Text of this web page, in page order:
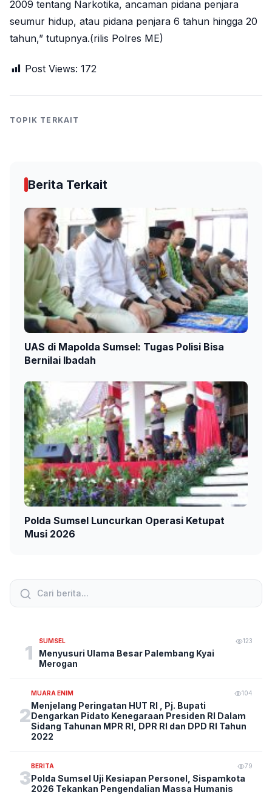
2009 tentang Narkotika, ancaman pidana penjara
seumur hidup, atau pidana penjara 6 tahun hingga 20
tahun,” tutupnya.(rilis Polres ME)
Post Views: 172
TOPIK TERKAIT
Berita Terkait
UAS di Mapolda Sumsel: Tugas Polisi Bisa
Bernilai Ibadah
Polda Sumsel Luncurkan Operasi Ketupat
Musi 2026
1
SUMSEL 123
Menyusuri Ulama Besar Palembang Kyai
Merogan
2
MUARA ENIM 104
Menjelang Peringatan HUT RI , Pj. Bupati
Dengarkan Pidato Kenegaraan Presiden RI Dalam
Sidang Tahunan MPR RI, DPR RI dan DPD RI Tahun
2022
3
BERITA 79
Polda Sumsel Uji Kesiapan Personel, Sispamkota
2026 Tekankan Pengendalian Massa Humanis